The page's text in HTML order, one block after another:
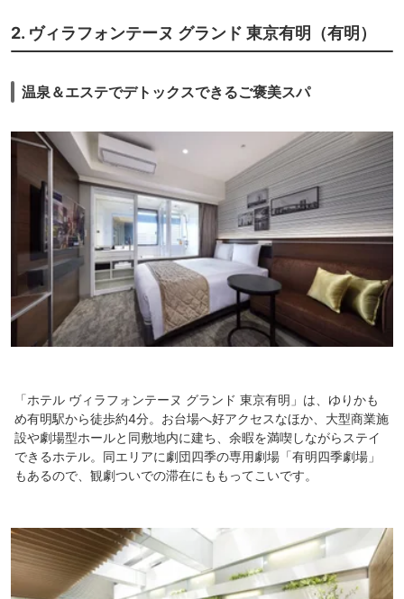
2. ヴィラフォンテーヌ グランド 東京有明（有明）
温泉＆エステでデトックスできるご褒美スパ
「ホテル ヴィラフォンテーヌ グランド 東京有明」は、ゆりかも
め有明駅から徒歩約4分。お台場へ好アクセスなほか、大型商業施
設や劇場型ホールと同敷地内に建ち、余暇を満喫しながらステイ
できるホテル。同エリアに劇団四季の専用劇場「有明四季劇場」
もあるので、観劇ついでの滞在にももってこいです。